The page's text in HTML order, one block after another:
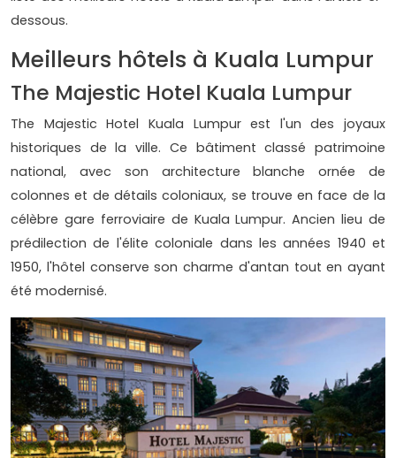
dessous.
Meilleurs hôtels à Kuala Lumpur
The Majestic Hotel Kuala Lumpur
The Majestic Hotel Kuala Lumpur est l'un des joyaux
historiques de la ville. Ce bâtiment classé patrimoine
national, avec son architecture blanche ornée de
colonnes et de détails coloniaux, se trouve en face de la
célèbre gare ferroviaire de Kuala Lumpur. Ancien lieu de
prédilection de l'élite coloniale dans les années 1940 et
1950, l'hôtel conserve son charme d'antan tout en ayant
été modernisé.